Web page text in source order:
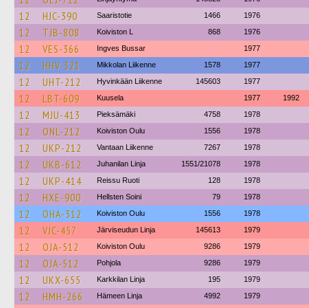
12 HJC-390 Saaristotie 1466 1976
12 TJB-808 Koiviston L 868 1976
12 VES-366 Ingves Bussar 1977
12 HHV-321 Mikkolan Liikenne 1578 1977
12 UHT-212 Hyvinkään Liikenne 145603 1977
12 LBT-609 Kuusela 1977 1992
12 MJU-413 Pieksämäki 4758 1978
12 ONL-212 Koiviston Oulu 1556 1978
12 UKP-212 Vantaan Liikenne 7267 1978
12 UKB-612 Juhanilan Linja 1551/21078 1978
12 UKP-414 Reissu Ruoti 128 1978
12 HXE-900 Hellsten Soini 79 1978
12 OHA-312 Koiviston Oulu 1556 1978
12 VJC-457 Järviseudun Linja 145613 1979
12 OJA-512 Koiviston Oulu 9286 1979
12 OJA-512 Pohjola 9286 1979
12 UKX-655 Karkkilan Linja 195 1979
12 HMH-266 Hämeen Linja 4992 1979